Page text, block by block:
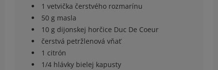
1 vetvička čerstvého rozmarínu
50 g masla
10 g dijonskej horčice Duc De Coeur
čerstvá petržlenová vňať
1 citrón
1/4 hlávky bielej kapusty